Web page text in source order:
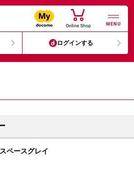
MENU
ログインする
ペースグレイ